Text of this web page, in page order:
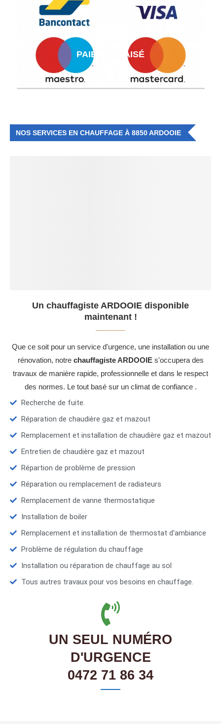
PAIEMENT AISÉ
NOS SERVICES EN CHAUFFAGE À 8850 ARDOOIE
Un chauffagiste ARDOOIE disponible
maintenant !
Que ce soit pour un service d'urgence, une installation ou une
rénovation, notre chauffagiste ARDOOIEs'occupera des
travaux de manière rapide, professionnelle et dans le respect
des normes. Le tout basé sur un climat de confiance .
Recherche de fuite.
Réparation de chaudière gaz et mazout
Remplacement et installation de chaudière gaz et mazout
Entretien de chaudière gaz et mazout
Répartion de problème de pression
Réparation ou remplacement de radiateurs
Remplacement de vanne thermostatique
Installation de boiler
Remplacement et installation de thermostat d'ambiance
Problème de régulation du chauffage
Installation ou réparation de chauffage au sol
Tous autres travaux pour vos besoins en chauffage.
UN SEUL NUMÉRO
D'URGENCE
0472 71 86 34